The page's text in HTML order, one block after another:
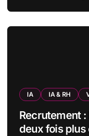
IA IA & RH
Recrutement
deux fois